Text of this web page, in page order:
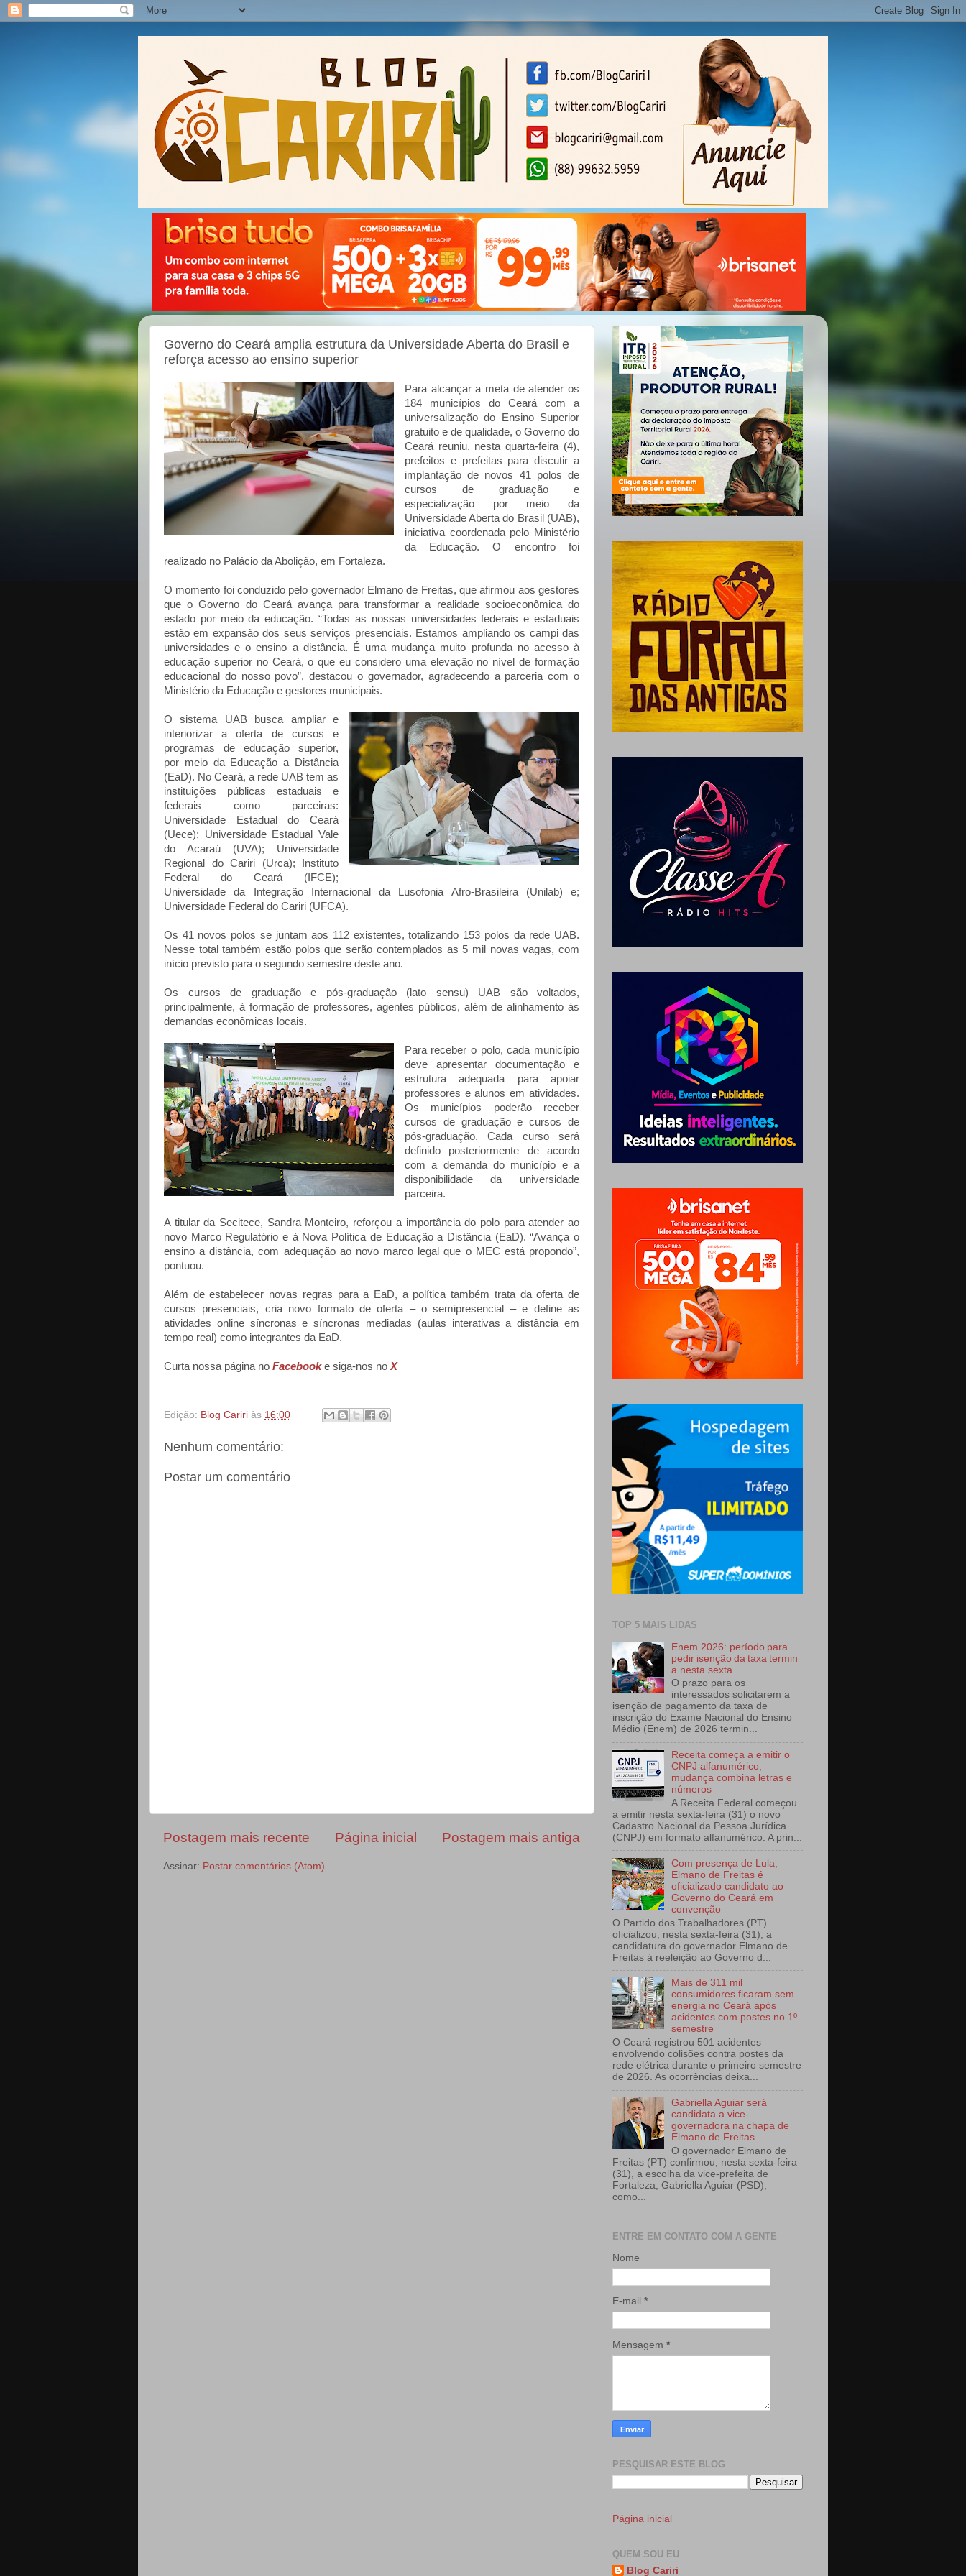
Governo do Ceará amplia estrutura da Universidade Aberta do Brasil e
reforça acesso ao ensino superior
Para alcançar a meta de atender os
184 municípios do Ceará com a
universalização do Ensino Superior
gratuito e de qualidade, o Governo do
Ceará reuniu, nesta quarta-feira (4),
prefeitos e prefeitas para discutir a
implantação de novos 41 polos de
cursos de graduação e
especialização por meio da
Universidade Aberta do Brasil (UAB),
iniciativa coordenada pelo Ministério
da Educação. O encontro foi
realizado no Palácio da Abolição, em Fortaleza.
O momento foi conduzido pelo governador Elmano de Freitas, que afirmou aos gestores
que o Governo do Ceará avança para transformar a realidade socioeconômica do
estado por meio da educação. “Todas as nossas universidades federais e estaduais
estão em expansão dos seus serviços presenciais. Estamos ampliando os campi das
universidades e o ensino a distância. É uma mudança muito profunda no acesso à
educação superior no Ceará, o que eu considero uma elevação no nível de formação
educacional do nosso povo”, destacou o governador, agradecendo a parceria com o
Ministério da Educação e gestores municipais.
O sistema UAB busca ampliar e
interiorizar a oferta de cursos e
programas de educação superior,
por meio da Educação a Distância
(EaD). No Ceará, a rede UAB tem as
instituições públicas estaduais e
federais como parceiras:
Universidade Estadual do Ceará
(Uece); Universidade Estadual Vale
do Acaraú (UVA); Universidade
Regional do Cariri (Urca); Instituto
Federal do Ceará (IFCE);
Universidade da Integração Internacional da Lusofonia Afro-Brasileira (Unilab) e;
Universidade Federal do Cariri (UFCA).
Os 41 novos polos se juntam aos 112 existentes, totalizando 153 polos da rede UAB.
Nesse total também estão polos que serão contemplados as 5 mil novas vagas, com
início previsto para o segundo semestre deste ano.
Os cursos de graduação e pós-graduação (lato sensu) UAB são voltados,
principalmente, à formação de professores, agentes públicos, além de alinhamento às
demandas econômicas locais.
Para receber o polo, cada município
deve apresentar documentação e
estrutura adequada para apoiar
professores e alunos em atividades.
Os municípios poderão receber
cursos de graduação e cursos de
pós-graduação. Cada curso será
definido posteriormente de acordo
com a demanda do município e a
disponibilidade da universidade
parceira.
A titular da Secitece, Sandra Monteiro, reforçou a importância do polo para atender ao
novo Marco Regulatório e à Nova Política de Educação a Distância (EaD). “Avança o
ensino a distância, com adequação ao novo marco legal que o MEC está propondo”,
pontuou.
Além de estabelecer novas regras para a EaD, a política também trata da oferta de
cursos presenciais, cria novo formato de oferta – o semipresencial – e define as
atividades online síncronas e síncronas mediadas (aulas interativas a distância em
tempo real) como integrantes da EaD.
Curta nossa página no Facebooke siga-nos no X
Edição: Blog Cariri às 16:00
Nenhum comentário:
Postar um comentário
Postagem mais recente Postagem mais antiga
Página inicial
Assinar: Postar comentários (Atom)
TOP 5 MAIS LIDAS
Enem 2026: período para
pedir isenção da taxa termin
a nesta sexta
O prazo para os
interessados solicitarem a
isenção de pagamento da taxa de
inscrição do Exame Nacional do Ensino
Médio (Enem) de 2026 termin...
Receita começa a emitir o
CNPJ alfanumérico;
mudança combina letras e
números
A Receita Federal começou
a emitir nesta sexta-feira (31) o novo
Cadastro Nacional da Pessoa Jurídica
(CNPJ) em formato alfanumérico. A prin...
Com presença de Lula,
Elmano de Freitas é
oficializado candidato ao
Governo do Ceará em
convenção
O Partido dos Trabalhadores (PT)
oficializou, nesta sexta-feira (31), a
candidatura do governador Elmano de
Freitas à reeleição ao Governo d...
Mais de 311 mil
consumidores ficaram sem
energia no Ceará após
acidentes com postes no 1º
semestre
O Ceará registrou 501 acidentes
envolvendo colisões contra postes da
rede elétrica durante o primeiro semestre
de 2026. As ocorrências deixa...
Gabriella Aguiar será
candidata a vice-
governadora na chapa de
Elmano de Freitas
O governador Elmano de
Freitas (PT) confirmou, nesta sexta-feira
(31), a escolha da vice-prefeita de
Fortaleza, Gabriella Aguiar (PSD),
como...
ENTRE EM CONTATO COM A GENTE
Nome
E-mail *
Mensagem *
PESQUISAR ESTE BLOG
Página inicial
QUEM SOU EU
Blog Cariri